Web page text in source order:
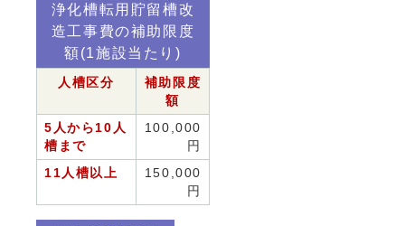
浄化槽転用貯留槽改
造工事費の補助限度
額(1施設当たり)
人槽区分
補助限度
額
5人から10人
槽まで
100,000
円
11人槽以上
150,000
円